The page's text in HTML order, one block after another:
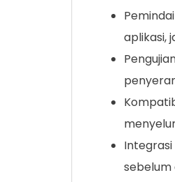
aplikasi,
sebelum